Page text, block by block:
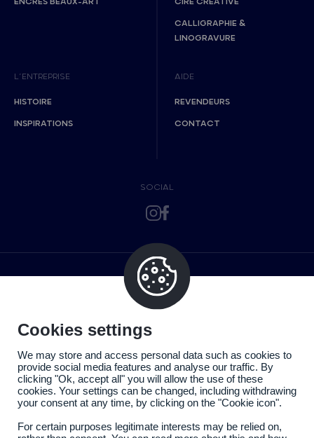
CALLIGRAPHIE &
LINOGRAVURE
L’ENTREPRISE
HISTOIRE
INSPIRATIONS
AIDE
REVENDEURS
CONTACT
SOCIAL
Cookies settings
We may store and access personal data such as cookies to
provide social media features and analyse our traffic. By
clicking "Ok, accept all" you will allow the use of these
cookies. Your settings can be changed, including withdrawing
your consent at any time, by clicking on the "Cookie icon".
For certain purposes legitimate interests may be relied on,